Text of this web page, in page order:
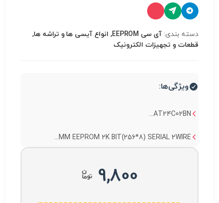
دسته بندی:
آی سی EEPROM, انواع آیسی ها و تراشه ها,
قطعات و تجهیزات الکترونیک
ویژگی‌ها:
AT24C02BN...
MM EEPROM 2K BIT(256*8) SERIAL 2WIRE...
9,800